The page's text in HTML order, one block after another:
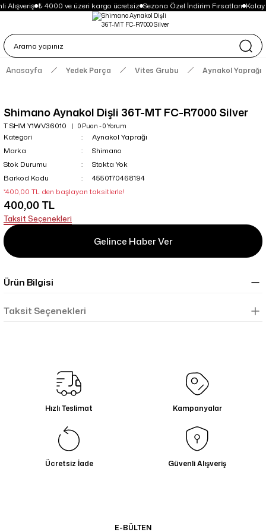
Alışveriş ₺ 4000 ve üzeri kargo ücretsiz Sezona Özel İndirim Fırsatları Kolay
Anasayfa Yedek Parça Vites Grubu Aynakol Yaprağı
Shimano Aynakol Dişli 36T-MT FC-R7000 Silver
T SHM Y1WV36010 0 Puan - 0 Yorum
Kategori
Aynakol Yaprağı
Marka
Shimano
Stok Durumu
Stokta Yok
Barkod Kodu
4550170468194
*400,00 TL den başlayan taksitlerle!
400,00 TL
Taksit Seçenekleri
Gelince Haber Ver
Ürün Bilgisi
Taksit Seçenekleri
Hızlı Teslimat Kampanyalar
Ücretsiz İade Güvenli Alışveriş
E-BÜLTEN